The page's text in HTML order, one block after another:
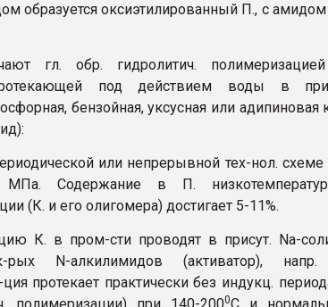
образуется оксиэтилированный П., с амидом
гл. обр. гидролитич.
под действием воды в
бензойная, уксусная или адипиновая
или непрерывной тех-нол. схеме
Содержание в П.
(К. и его олигомера) достигает 5-11%.
К. в пром-сти проводят в присут. Na-
рых N-алкилимидов (активатор),
протекает практически без индукц.
0